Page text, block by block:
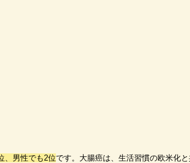
、男性でも2位です。大腸癌は、生活習慣の欧米化と